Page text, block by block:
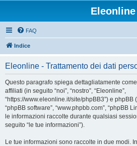
Eleonline
FAQ
Indice
Eleonline - Trattamento dei dati
Questo paragrafo spiega dettagliatamente
affiliati (in seguito “noi”, “nostro”, “Eleonline”,
“https://www.eleonline.it/site/phpBB3”) e phpBB
“phpBB software”, “www.phpbb.com”, “phpBB
le informazioni raccolte durante qualsiasi
seguito “le tue informazioni”).
Le tue informazioni sono raccolte in due modi.